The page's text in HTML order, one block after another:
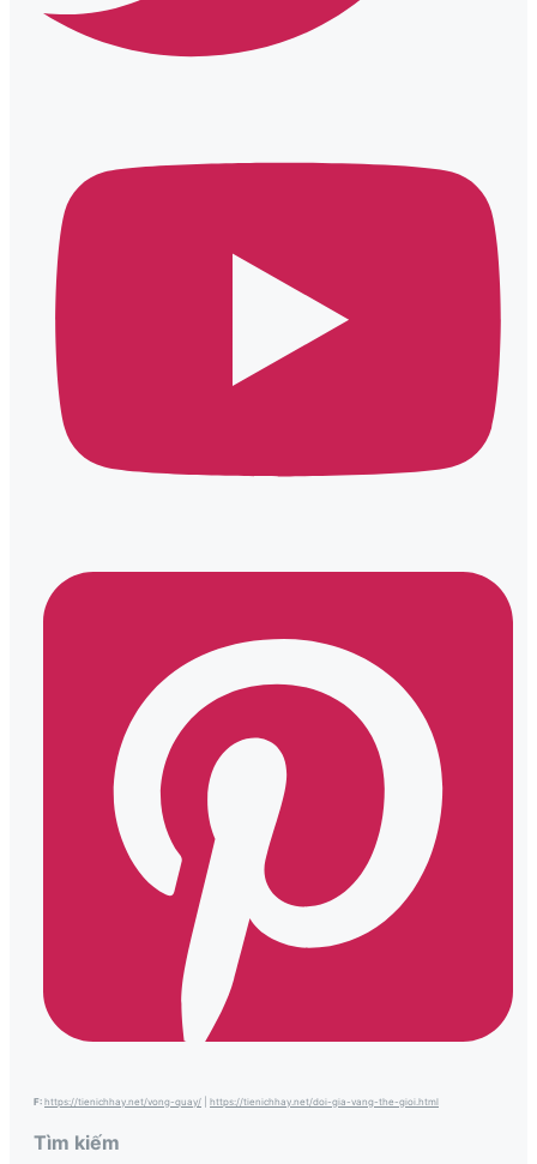
F: https://tienichhay.net/vong-quay/ https://tienichhay.net/doi-gia-vang-the-gioi.html
Tìm kiếm